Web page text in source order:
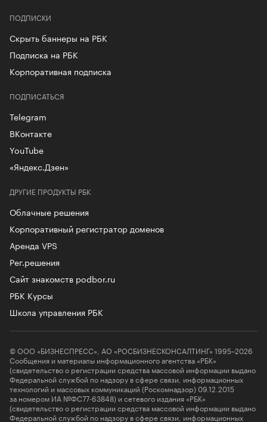
ПОДПИСКИ
Скрыть баннеры на РБК
Подписка на РБК
Корпоративная подписка
ДРУГИЕ ПРОДУКТЫ РБК
Облачные решения
Корпоративный регистратор доменов
Аренда VPS
Рег.решения
Сайт знакомств podbor.ru
РБК Курсы
Школа управления РБК
ПОДПИСАТЬСЯ
Telegram
ВКонтакте
YouTube
«Яндекс.Дзен»
© ООО «БИЗНЕСПРЕСС», АО «РОСБИЗНЕСКОНСАЛТИНГ» 1995–2026
Сообщения и материалы информационного агентства «РБК»
(свидетельство о регистрации средства массовой информации выдано
Федеральной службой по надзору в сфере связи, информационных
технологий и массовых коммуникаций (Роскомнадзор) 09.12.2015
за номером ИА №ФС77-63848) и сетевого издания «РБК»
(свидетельство о регистрации средства массовой информации выдано
Федеральной службой по надзору в сфере связи, информационных